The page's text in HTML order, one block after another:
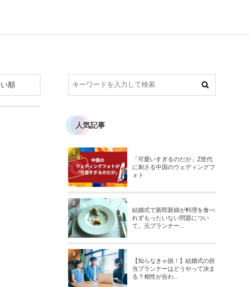
人気記事
「可愛いすぎるのだが」Z世代
に刺さる中国のウェディングフ
ォト
1
結婚式で新郎新婦が料理を食べ
れずもったいない問題につい
て。元プランナー...
2
【知らなきゃ損！】結婚式の担
当プランナーはどうやって決ま
る？相性が合わ...
3